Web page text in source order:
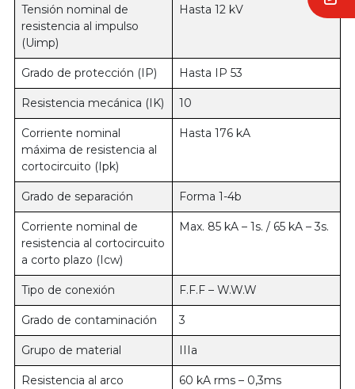
Tensión nominal de
resistencia al impulso
(Uimp)
Hasta 12 kV
Grado de protección (IP) Hasta IP 53
Resistencia mecánica (IK) 10
Corriente nominal
máxima de resistencia al
cortocircuito (Ipk)
Hasta 176 kA
Grado de separación Forma 1-4b
Corriente nominal de
resistencia al cortocircuito
a corto plazo (Icw)
Max. 85 kA – 1s. / 65 kA – 3s.
Tipo de conexión F.F.F – W.W.W
Grado de contaminación 3
Grupo de material IIIa
Resistencia al arco
60 kA rms – 0,3ms